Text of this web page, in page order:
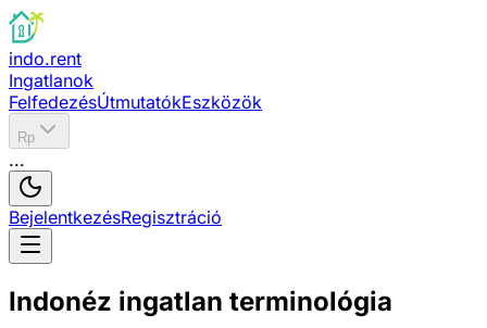
indo.rent
Ingatlanok
FelfedezésÚtmutatókEszközök
Rp
...
BejelentkezésRegisztráció
Indonéz ingatlan terminológia